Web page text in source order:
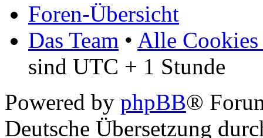
Foren-Übersicht
Das Team • Alle Cookies
sind UTC + 1 Stunde
Powered by phpBB®
Deutsche Übersetzung